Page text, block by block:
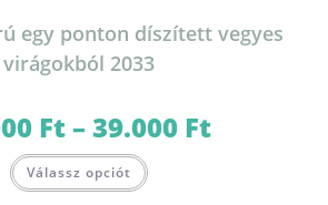
egy ponton díszített vegyes
virágokból 2033
Ft–39.000 Ft29.000 Ft
Válassz opciót a